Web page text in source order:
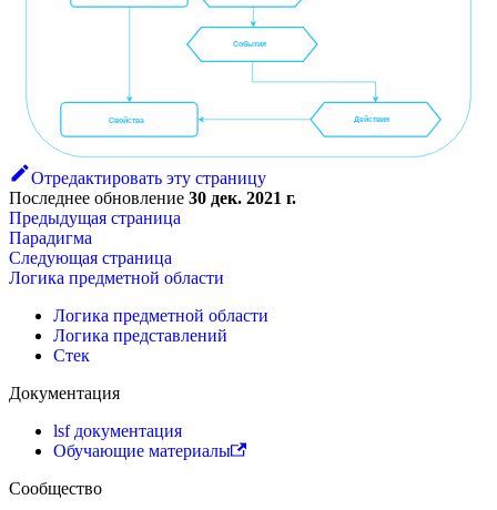
События
Действия
Свойства
Отредактировать эту страницу
Последнее обновление 30 дек. 2021 г.
Предыдущая страница
Парадигма
Следующая страница
Логика предметной области
Логика предметной области
Логика представлений
Стек
Документация
lsf документация
Обучающие материалы
Сообщество